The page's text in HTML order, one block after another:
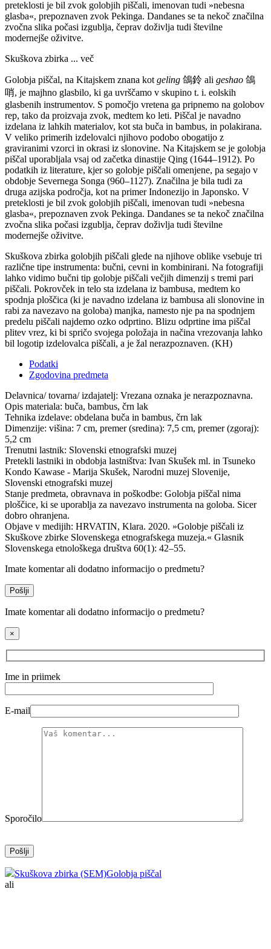
preteklosti je bil zvok golobjih piščali, imenovan tudi »nebesna
glasba«, prepoznaven zvok Pekinga. Dandanes se ta nekoč značilna
zvočna slika počasi izgublja, čeprav doživlja tudi številne
modernejše oživitve.
Skuškova zbirka ... več
Golobja piščal, na Kitajskem znana kot geling 鴿鈴 ali geshao 鴿
哨, je majhno glasbilo, ki ga uvrščamo v skupino t. i. eolskih
glasbenih instrumentov. S pomočjo vretena ga pripnemo na golobov
rep, tako da proizvaja zvok, medtem ko leti. Piščal je navadno
izdelana iz lahkih materialov, kot sta buča in bambus, in polakirana.
V veliko primerih izdelovalci njihovo podobo obogatijo z
graviranimi vzorci in okrasi iz slonovine. Na Kitajskem se je golobja
piščal uporabljala vsaj od začetka dinastije Qing (1644–1912). Po
podatkih iz literature, kjer so golobje piščali omenjene, pa segajo v
obdobje Severnega Songa (960–1127). Značilna je bila tudi za
druga azijska področja, kot na primer Indonezijo in Japonsko. V
preteklosti je bil zvok golobjih piščali, imenovan tudi »nebesna
glasba«, prepoznaven zvok Pekinga. Dandanes se ta nekoč značilna
zvočna slika počasi izgublja, čeprav doživlja tudi številne
modernejše oživitve.
Skuškova zbirka golobjih piščali glede na njihove oblike vsebuje tri
različne tipe instrumenta: bučni, cevni in kombinirani. Na fotografiji
lahko vidimo bučni tip golobje piščali večjih dimenzij s tremi pari
piščali. Pokrovček in telo sta izdelana iz bambusa, medtem ko
spodnja ploščica (ki je navadno izdelana iz bambusa ali slonovine in
rabi za navezavo na goloba) manjka, namesto nje pa na spodnjem
predelu piščali najdemo ozko odprtino. Blizu odprtine ima piščal
plitev vrez, ki bi spričo svojega položaja in načina vrezovanja lahko
bil logotip izdelovalca piščali, a je žal nerazpoznaven. (KH)
Podatki
Zgodovina predmeta
Delavnica/ tovarna/ izdajatelj: Vrezana oznaka je nerazpoznavna.
Opis materiala: buča, bambus, črn lak
Tehnika izdelave: obdelana buča in bambus, črn lak
Dimenzije: višina: 7 cm, premer (sredina): 7,5 cm, premer (zgoraj):
5,2 cm
Trenutni lastnik: Slovenski etnografski muzej
Pretekli lastniki in obdobja lastništva: Ivan Skušek ml. in Tsuneko
Kondo Kawase - Marija Skušek, Narodni muzej Slovenije,
Slovenski etnografski muzej
Stanje predmeta, obravnava in poškodbe: Golobja piščal nima
ploščice, ki se uporablja za navezavo instrumenta na goloba. Sicer
dobro ohranjena.
Objave v medijih: HRVATIN, Klara. 2020. »Golobje piščali iz
Skuškove zbirke Slovenskega etnografskega muzeja.« Glasnik
Slovenskega etnološkega društva 60(1): 42–55.
Imate komentar ali dodatno informacijo o predmetu?
Pošlji
Imate komentar ali dodatno informacijo o predmetu?
×
Ime in priimek
E-mail
Sporočilo
Skuškova zbirka (SEM)Golobja piščal
ali